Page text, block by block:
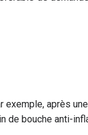
exemple, après
de bouche anti-